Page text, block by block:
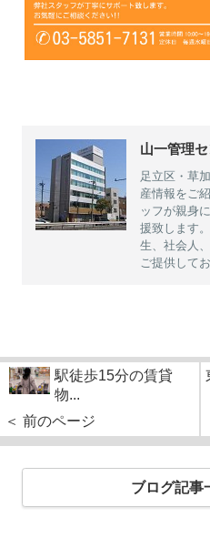
山一管理
足立区・草
産情報をご
ッフが親身
援致します
生、社会人
ご提供して
駅徒歩15分の賃貸
物...
＜ 前のページ
ブログ記事